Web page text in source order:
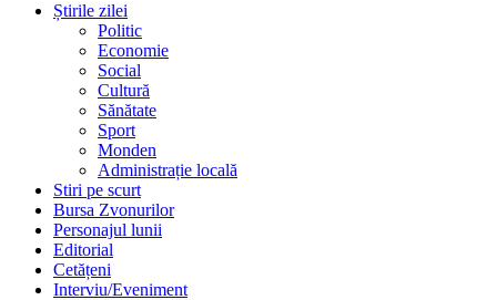
Știrile zilei
Politic
Economie
Social
Cultură
Sănătate
Sport
Monden
Administrație locală
Stiri pe scurt
Bursa Zvonurilor
Personajul lunii
Editorial
Cetățeni
Interviu/Eveniment